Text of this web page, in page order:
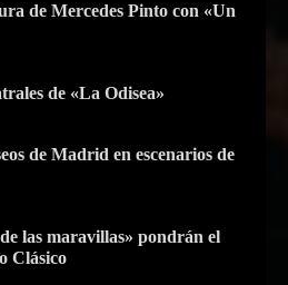
de Mercedes Pinto con «Un
de «La Odisea»
de Madrid en escenarios de
las maravillas» pondrán el
Clásico